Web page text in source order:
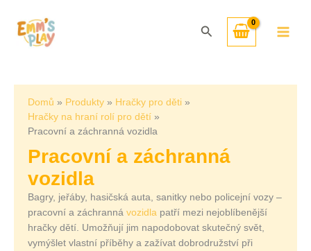
obsah
Hledat
Domů Produkty
Hračky pro děti
Hračky na hraní rolí pro dětí
Pracovní a záchranná vozidla
Pracovní a záchranná
vozidla
Bagry, jeřáby, hasičská auta, sanitky nebo policejní vozy –
pracovní a záchranná vozidla patří mezi nejoblíbenější
hračky dětí. Umožňují jim napodobovat skutečný svět,
vymýšlet vlastní příběhy a zažívat dobrodružství při
nejnovějších